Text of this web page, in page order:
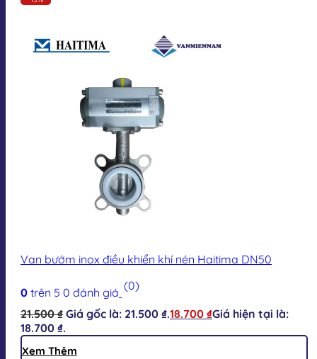
Van bướm inox điều khiển khí nén Haitima DN50
0 trên 5 0 đánh giá (0)
21.500₫ Giá gốc là: 21.500 ₫.18.700 ₫Giá hiện tại là:
18.700 ₫.
Xem Thêm